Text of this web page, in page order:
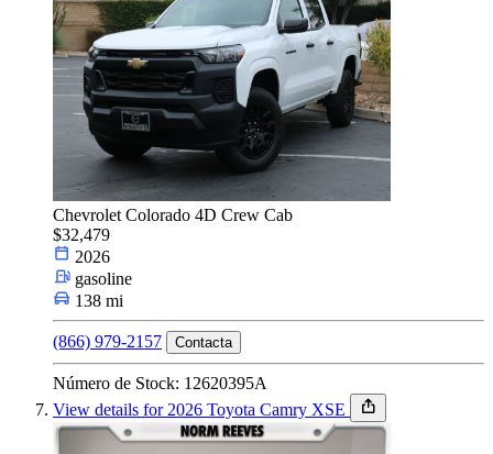
Chevrolet Colorado 4D Crew Cab
$32,479
2026
gasoline
138 mi
(866) 979-2157 Contacta
Número de Stock: 12620395A
View details for 2026 Toyota Camry XSE